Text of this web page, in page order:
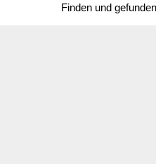
Finden und